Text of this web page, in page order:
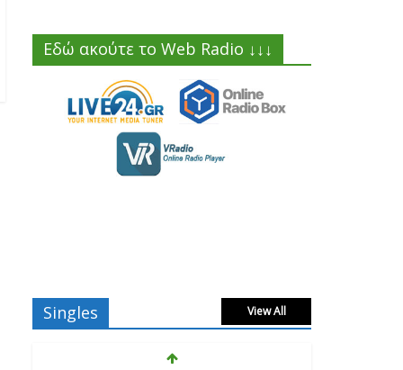
Εδώ ακούτε το Web Radio ↓↓↓
Singles View All